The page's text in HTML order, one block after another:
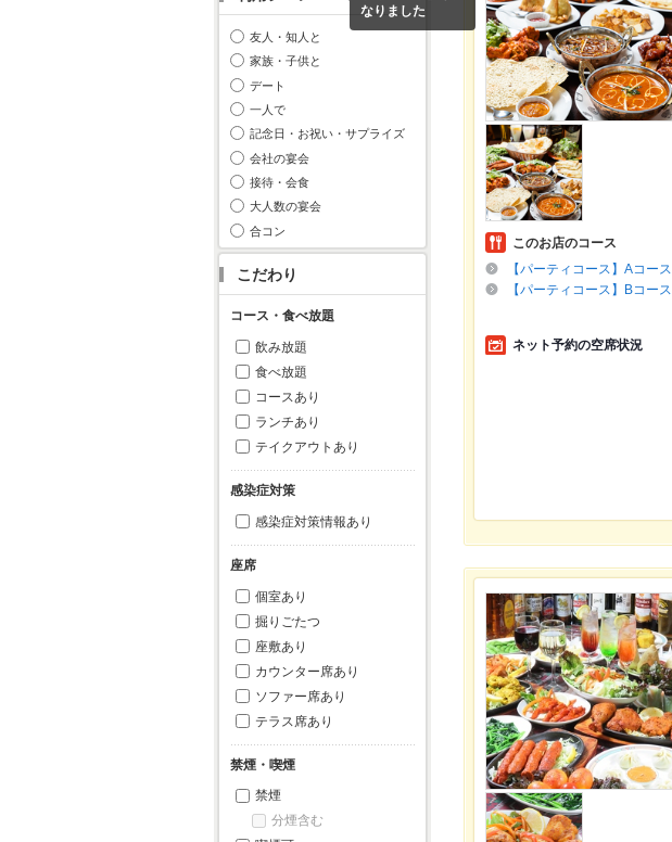
なりました
友人・知人と
家族・子供と
デート
一人で
記念日・お祝い・サプライズ
会社の宴会
接待・会食
大人数の宴会
合コン
こだわり
コース・食べ放題
飲み放題
食べ放題
コースあり
ランチあり
テイクアウトあり
感染症対策
感染症対策情報あり
座席
個室あり
掘りごたつ
座敷あり
カウンター席あり
ソファー席あり
テラス席あり
禁煙・喫煙
禁煙
分煙含む
このお店のコース
【パーティコース】Aコ
【パーティコース】Bコ
ネット予約の空席状況